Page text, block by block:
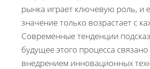
рынка играет ключевую роль, и
значение только возрастает с
Современные тенденции
будущее этого процесса связано
внедрением инновационных